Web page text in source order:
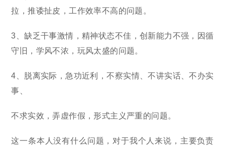
拉，推诿扯皮，工作效率不高的问题。
3、缺乏干事激情，精神状态不佳，创新能力不强，因循
守旧，学风不浓，玩风太盛的问题。
4、脱离实际，急功近利，不察实情、不讲实话、不办实
事、
不求实效，弄虚作假，形式主义严重的问题。
这一条本人没有什么问题，对于我个人来说，主要负责